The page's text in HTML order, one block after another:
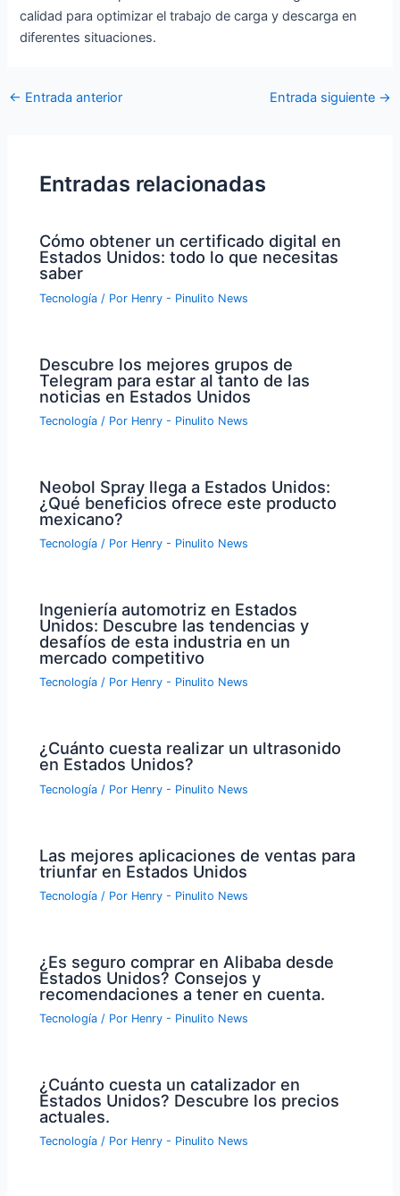
calidad para optimizar el trabajo de carga y descarga en
diferentes situaciones.
Navegación
← Entrada anterior Entrada siguiente →
Entradas relacionadas
Cómo obtener un certificado digital en
Estados Unidos: todo lo que necesitas
saber
Tecnología / Por Henry - Pinulito News
Descubre los mejores grupos de
Telegram para estar al tanto de las
noticias en Estados Unidos
Tecnología / Por Henry - Pinulito News
Neobol Spray llega a Estados Unidos:
¿Qué beneficios ofrece este producto
mexicano?
Tecnología / Por Henry - Pinulito News
Ingeniería automotriz en Estados
Unidos: Descubre las tendencias y
desafíos de esta industria en un
mercado competitivo
Tecnología / Por Henry - Pinulito News
¿Cuánto cuesta realizar un ultrasonido
en Estados Unidos?
Tecnología / Por Henry - Pinulito News
Las mejores aplicaciones de ventas para
triunfar en Estados Unidos
Tecnología / Por Henry - Pinulito News
¿Es seguro comprar en Alibaba desde
Estados Unidos? Consejos y
recomendaciones a tener en cuenta.
Tecnología / Por Henry - Pinulito News
¿Cuánto cuesta un catalizador en
Estados Unidos? Descubre los precios
actuales.
Tecnología / Por Henry - Pinulito News